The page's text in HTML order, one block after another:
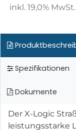
inkl.19,0%
Spezifikationen
Dokumente
Der X-Logic
leistungsstarke